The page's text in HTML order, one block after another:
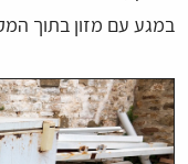
במגע עם מזון בתוך